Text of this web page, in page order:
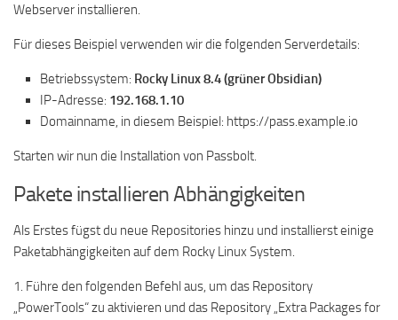
Webserver installieren.
Für dieses Beispiel verwenden wir die folgenden Serverdetails:
Betriebssystem: Rocky Linux 8.4 (grüner Obsidian)
IP-Adresse: 192.168.1.10
Domainname, in diesem Beispiel: https://pass.example.io
Starten wir nun die Installation von Passbolt.
Pakete installieren Abhängigkeiten
Als Erstes fügst du neue Repositories hinzu und installierst einige
Paketabhängigkeiten auf dem Rocky Linux System.
1. Führe den folgenden Befehl aus, um das Repository
„PowerTools“ zu aktivieren und das Repository „Extra Packages for